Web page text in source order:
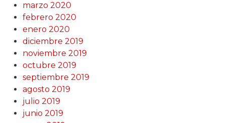
marzo 2020
febrero 2020
enero 2020
diciembre 2019
noviembre 2019
octubre 2019
septiembre 2019
agosto 2019
julio 2019
junio 2019